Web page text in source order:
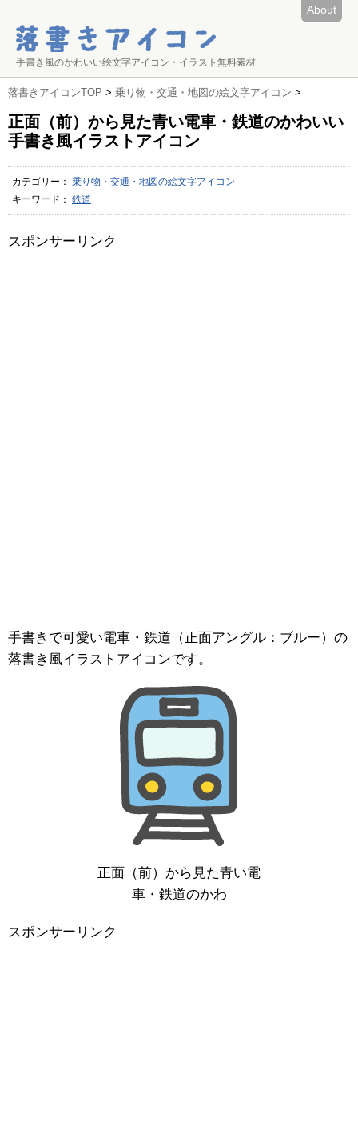
About
手書き風のかわいい絵文字アイコン・イラスト無料素材
落書きアイコンTOP > 乗り物・交通・地図の絵文字アイコン >
正面（前）から見た青い電車・鉄道のかわいい
手書き風イラストアイコン
カテゴリー： 乗り物・交通・地図の絵文字アイコン
キーワード： 鉄道
スポンサーリンク
手書きで可愛い電車・鉄道（正面アングル：ブルー）の
落書き風イラストアイコンです。
正面（前）から見た青い電
車・鉄道のかわ
スポンサーリンク